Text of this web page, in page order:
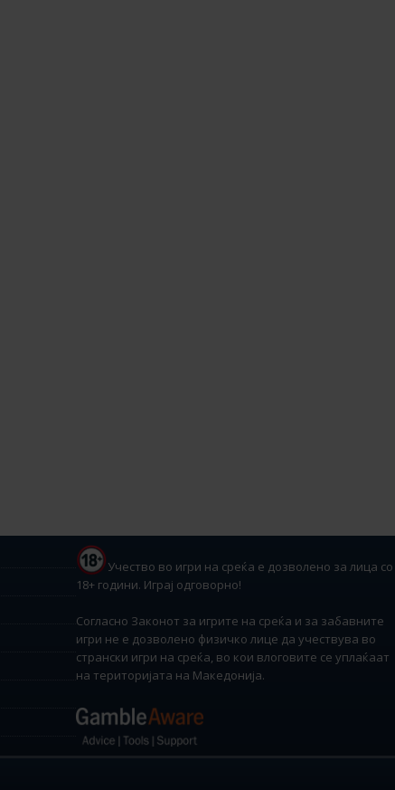
Учество во игри на среќа е дозволено за лица со
18+ години. Играј одговорно!
Согласно Законот за игрите на среќа и за забавните
игри не е дозволено физичко лице да учествува во
странски игри на среќа, во кои влоговите се уплаќаат
на територијата на Македонија.